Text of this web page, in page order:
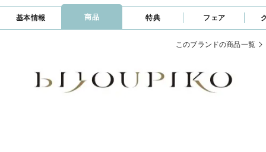
基本情報 商品 特典 フェア
このブランドの商品一覧